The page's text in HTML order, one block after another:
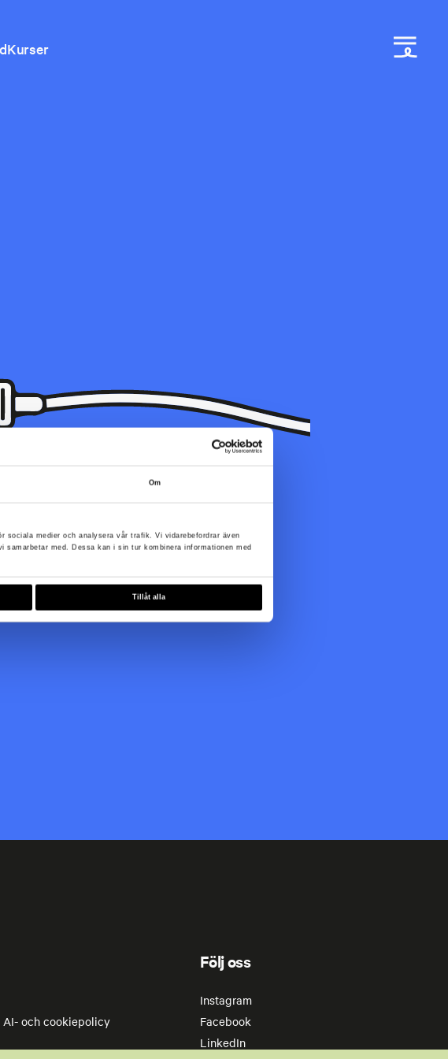
Om
sociala medier och analysera vår trafik. Vi vidarebefordrar även
med. Dessa kan i sin tur kombinera informationen med
Tillåt alla
Kurser
eller så är den inte tillgänglig just nu.
och cookiepolicy
Följ oss
Instagram
Facebook
LinkedIn